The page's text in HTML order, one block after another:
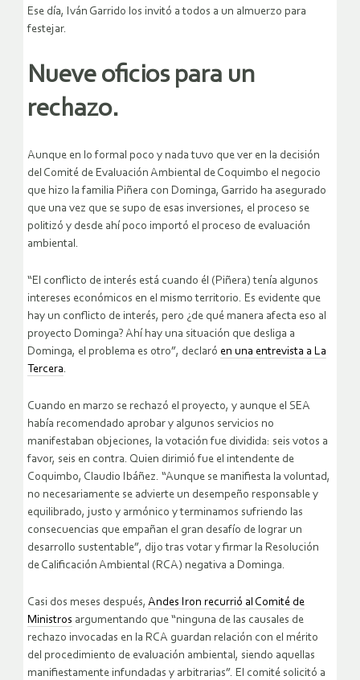
Ese día, Iván Garrido los invitó a todos a un almuerzo para
festejar.
Nueve oficios para un
rechazo.
Aunque en lo formal poco y nada tuvo que ver en la decisión
del Comité de Evaluación Ambiental de Coquimbo el negocio
que hizo la familia Piñera con Dominga, Garrido ha asegurado
que una vez que se supo de esas inversiones, el proceso se
politizó y desde ahí poco importó el proceso de evaluación
ambiental.
“El conflicto de interés está cuando él (Piñera) tenía algunos
intereses económicos en el mismo territorio. Es evidente que
hay un conflicto de interés, pero ¿de qué manera afecta eso al
proyecto Dominga? Ahí hay una situación que desliga a
Dominga, el problema es otro”, declaró en una entrevista a La
Tercera.
Cuando en marzo se rechazó el proyecto, y aunque el SEA
había recomendado aprobar y algunos servicios no
manifestaban objeciones, la votación fue dividida: seis votos a
favor, seis en contra. Quien dirimió fue el intendente de
Coquimbo, Claudio Ibáñez. “Aunque se manifiesta la voluntad,
no necesariamente se advierte un desempeño responsable y
equilibrado, justo y armónico y terminamos sufriendo las
consecuencias que empañan el gran desafío de lograr un
desarrollo sustentable”, dijo tras votar y firmar la Resolución
de Calificación Ambiental (RCA) negativa a Dominga.
Casi dos meses después, Andes Iron recurrió al Comité de
Ministros argumentando que “ninguna de las causales de
rechazo invocadas en la RCA guardan relación con el mérito
del procedimiento de evaluación ambiental, siendo aquellas
manifiestamente infundadas y arbitrarias”. El comité solicitó a